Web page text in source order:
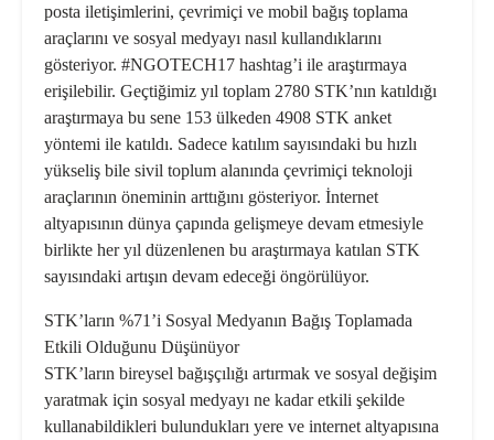
posta iletişimlerini, çevrimiçi ve mobil bağış toplama
araçlarını ve sosyal medyayı nasıl kullandıklarını
gösteriyor. #NGOTECH17 hashtag’i ile araştırmaya
erişilebilir. Geçtiğimiz yıl toplam 2780 STK’nın katıldığı
araştırmaya bu sene 153 ülkeden 4908 STK anket
yöntemi ile katıldı. Sadece katılım sayısındaki bu hızlı
yükseliş bile sivil toplum alanında çevrimiçi teknoloji
araçlarının öneminin arttığını gösteriyor. İnternet
altyapısının dünya çapında gelişmeye devam etmesiyle
birlikte her yıl düzenlenen bu araştırmaya katılan STK
sayısındaki artışın devam edeceği öngörülüyor.
STK’ların %71’i Sosyal Medyanın Bağış Toplamada
Etkili Olduğunu Düşünüyor
STK’ların bireysel bağışçılığı artırmak ve sosyal değişim
yaratmak için sosyal medyayı ne kadar etkili şekilde
kullanabildikleri bulundukları yere ve internet altyapısına